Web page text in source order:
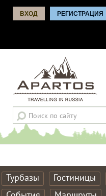
ВХОД РЕГИСТРАЦИЯ
Турбазы Гостиницы